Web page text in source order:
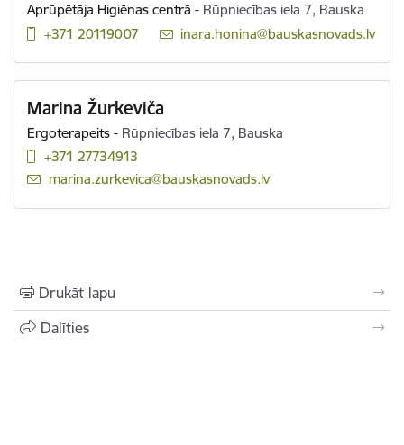
Aprūpētāja Higiēnas centrā - Rūpniecības iela 7, Bauska
+371 20119007
E-pasts:
inara.honina@bauskasnovads.lv
Marina Žurkeviča
Ergoterapeits - Rūpniecības iela 7, Bauska
+371 27734913
E-pasts:
marina.zurkevica@bauskasnovads.lv
Drukāt lapu
Dalīties